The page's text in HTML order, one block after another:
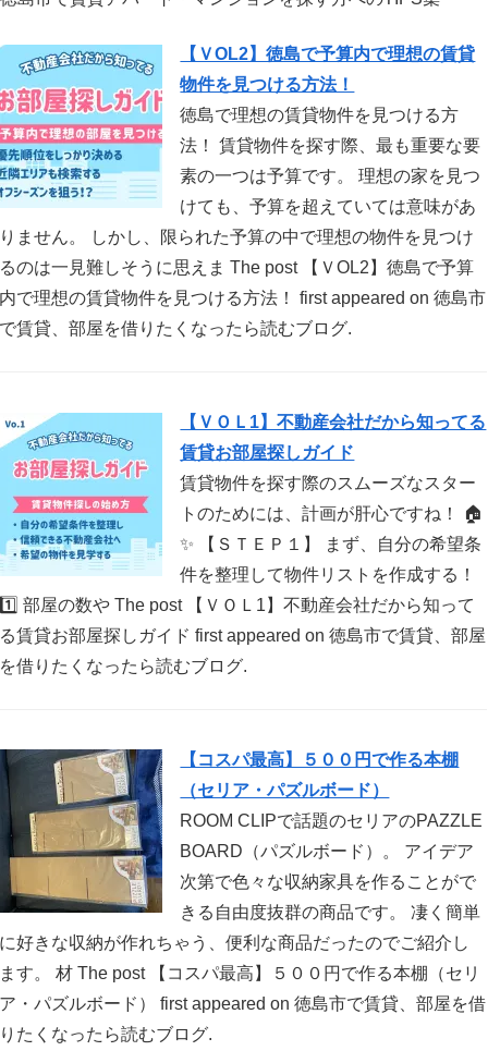
【ＶOL2】徳島で予算内で理想の賃貸
物件を見つける方法！
徳島で理想の賃貸物件を見つける方
法！ 賃貸物件を探す際、最も重要な要
素の一つは予算です。 理想の家を見つ
けても、予算を超えていては意味があ
りません。 しかし、限られた予算の中で理想の物件を見つけ
るのは一見難しそうに思えま The post 【ＶOL2】徳島で予算
内で理想の賃貸物件を見つける方法！ first appeared on 徳島市
で賃貸、部屋を借りたくなったら読むブログ.
【ＶＯＬ1】不動産会社だから知ってる
賃貸お部屋探しガイド
賃貸物件を探す際のスムーズなスター
トのためには、計画が肝心ですね！ 🏠
✨ 【ＳＴＥＰ１】 まず、自分の希望条
件を整理して物件リストを作成する！
1️⃣ 部屋の数や The post 【ＶＯＬ1】不動産会社だから知って
る賃貸お部屋探しガイド first appeared on 徳島市で賃貸、部屋
を借りたくなったら読むブログ.
【コスパ最高】５００円で作る本棚
（セリア・パズルボード）
ROOM CLIPで話題のセリアのPAZZLE
BOARD（パズルボード）。 アイデア
次第で色々な収納家具を作ることがで
きる自由度抜群の商品です。 凄く簡単
に好きな収納が作れちゃう、便利な商品だったのでご紹介し
ます。 材 The post 【コスパ最高】５００円で作る本棚（セリ
ア・パズルボード） first appeared on 徳島市で賃貸、部屋を借
りたくなったら読むブログ.